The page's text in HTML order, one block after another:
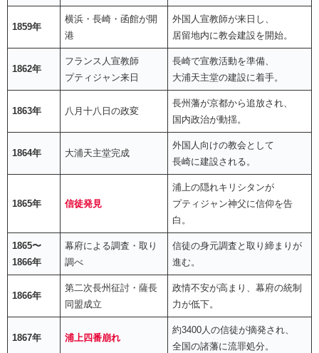
1859年
横浜・長崎・函館が開
港
外国人宣教師が来日し、
居留地内に教会建設を開始。
1862年
フランス人宣教師
プティジャン来日
長崎で宣教活動を準備、
大浦天主堂の建設に着手。
1863年 八月十八日の政変
長州藩が京都から追放され、
国内政治が動揺。
1864年 大浦天主堂完成
外国人向けの教会として
長崎に建設される。
1865年 信徒発見
浦上の隠れキリシタンが
プティジャン神父に信仰を告
白。
1865〜
1866年
幕府による調査・取り
調べ
信徒の身元調査と取り締まりが
進む。
1866年
第二次長州征討・薩長
同盟成立
政情不安が高まり、幕府の統制
力が低下。
1867年 浦上四番崩れ
約3400人の信徒が摘発され、
全国の諸藩に流罪処分。